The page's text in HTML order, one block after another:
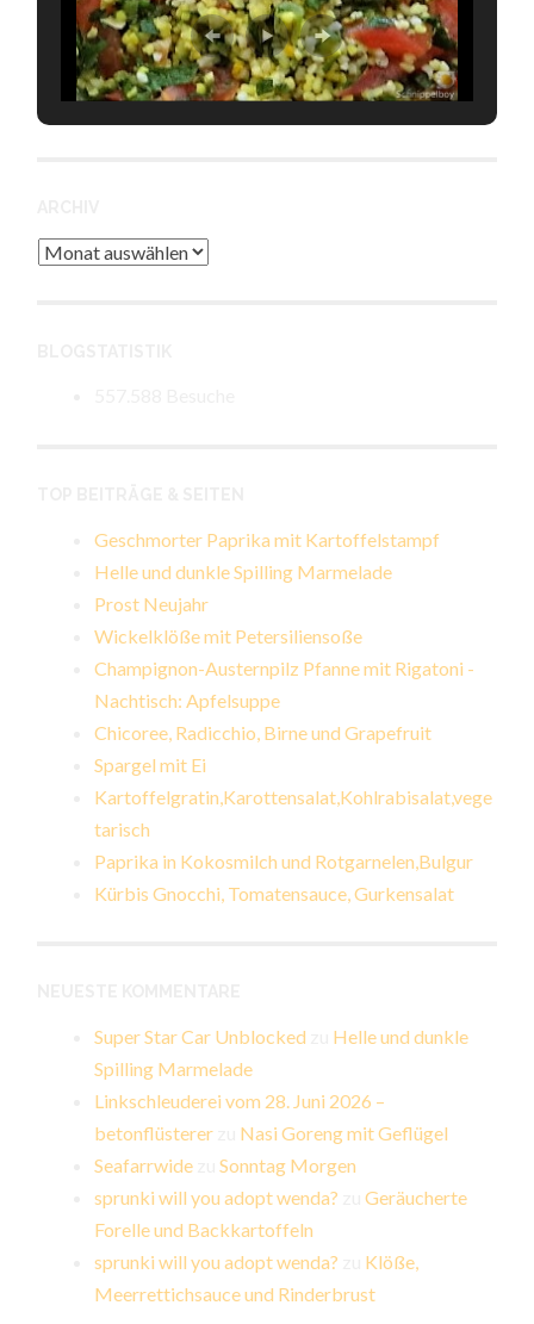
Archiv
Geschmorter Paprika mit Kartoffelstampf
Helle und dunkle Spilling Marmelade
Prost Neujahr
Wickelklöße mit Petersiliensoße
Champignon-Austernpilz Pfanne mit Rigatoni -
Nachtisch: Apfelsuppe
Chicoree, Radicchio, Birne und Grapefruit
Spargel mit Ei
Kartoffelgratin,Karottensalat,Kohlrabisalat,vege
tarisch
Paprika in Kokosmilch und Rotgarnelen,Bulgur
Kürbis Gnocchi, Tomatensauce, Gurkensalat
Super Star Car Unblocked
Helle und dunkle
Spilling Marmelade
Linkschleuderei vom 28. Juni 2026 –
betonflüsterer
Nasi Goreng mit Geflügel
Seafarrwide zuSonntag Morgen
sprunki will you adopt wenda? zuGeräucherte
Forelle und Backkartoffeln
sprunki will you adopt wenda?
Klöße,
Meerrettichsauce und Rinderbrust